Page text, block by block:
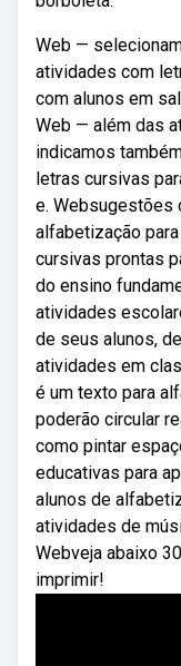
Web —
atividades com
com alunos em
Web — além das
indicamos
letras cursivas
e. Websugestões
alfabetização
cursivas prontas
do ensino
atividades
de seus alunos,
atividades em
é um texto para
poderão circular
como pintar
educativas para
alunos de
atividades de
Webveja abaixo
imprimir!